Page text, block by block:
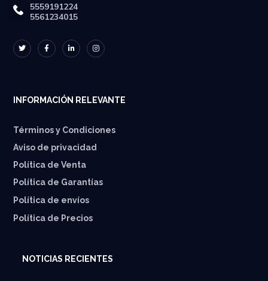
5559191224
5561234015
INFORMACIÓN RELEVANTE
Términos y Condiciones
Aviso de privacidad
Política de Venta
Política de Garantías
⁠Política de envíos
Política de Precios
NOTICIAS RECIENTES